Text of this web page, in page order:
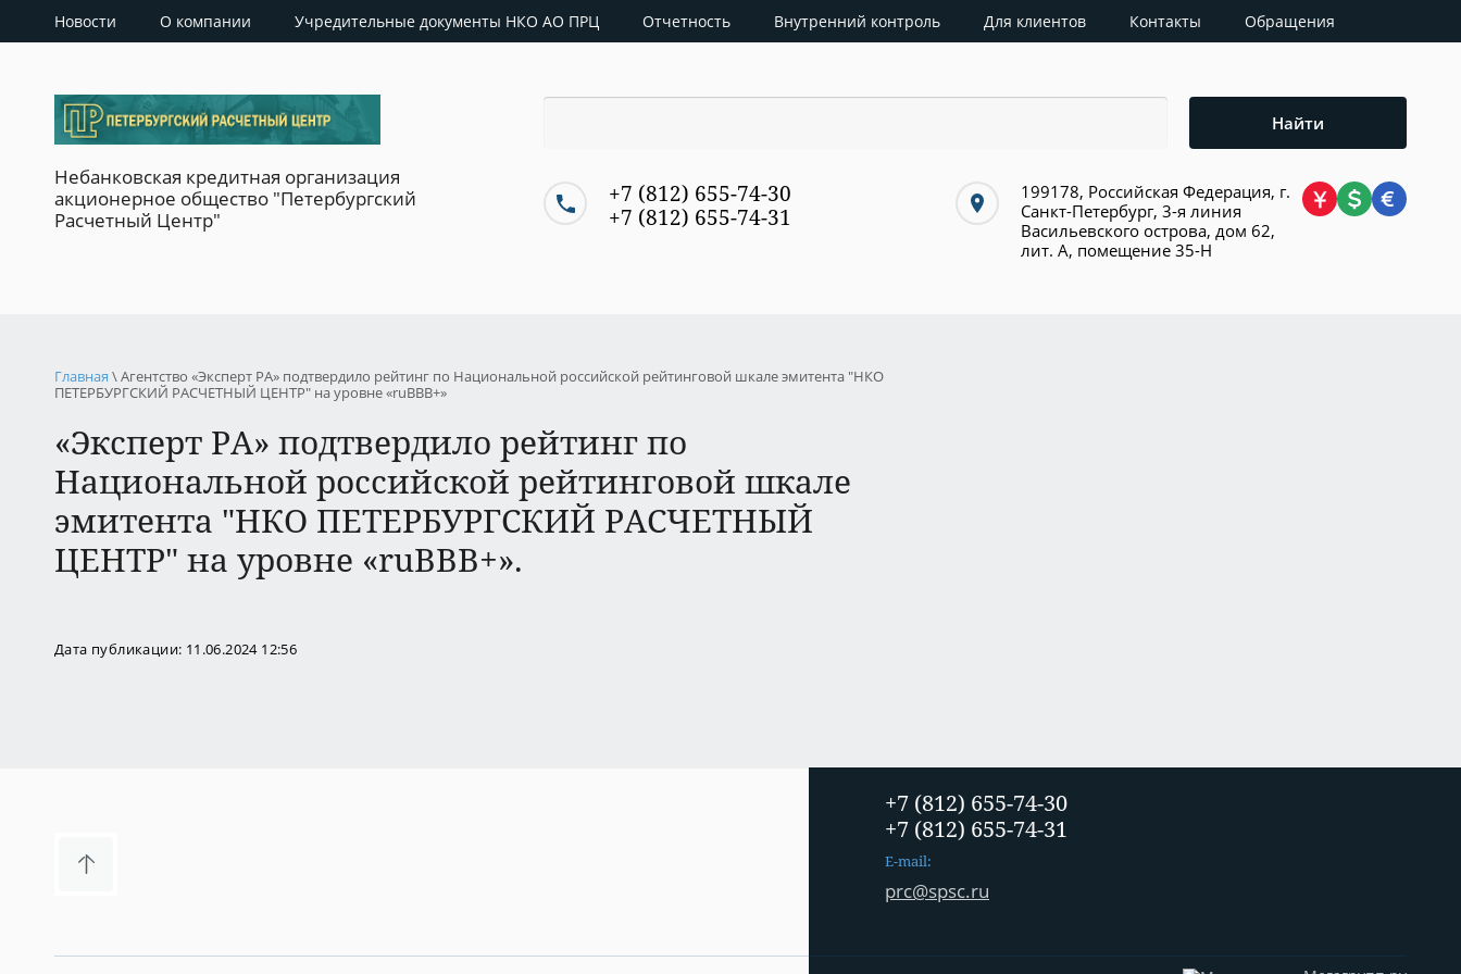
Новости О компании Учредительные документы НКО АО ПРЦ Отчетность Внутренний контроль Для клиентов Контакты Обращения
Небанковская кредитная организация
акционерное общество "Петербургский
Расчетный Центр"
Найти
+7 (812) 655-74-30
+7 (812) 655-74-31
199178, Российская Федерация, г.
Санкт-Петербург, 3-я линия
Васильевского острова, дом 62,
лит. А, помещение 35-Н
Главная \ Агентство «Эксперт РА» подтвердило рейтинг по Национальной российской рейтинговой шкале эмитента "НКО
ПЕТЕРБУРГСКИЙ РАСЧЕТНЫЙ ЦЕНТР" на уровне «ruBBB+»
«Эксперт РА» подтвердило рейтинг по
Национальной российской рейтинговой шкале
эмитента "НКО ПЕТЕРБУРГСКИЙ РАСЧЕТНЫЙ
ЦЕНТР" на уровне «ruBBB+».
Дата публикации: 11.06.2024 12:56
+7 (812) 655-74-30
+7 (812) 655-74-31
E-mail:
prc@spsc.ru